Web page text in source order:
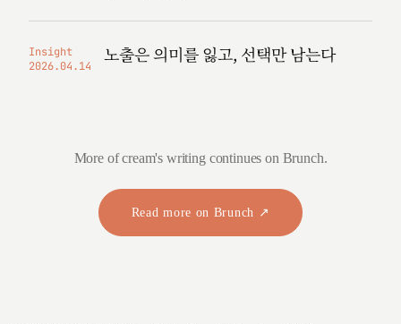
Insight
2026.04.14
노출은 의미를 잃고, 선택만 남는다
More of cream's writing continues on Brunch.
Read more on Brunch ↗